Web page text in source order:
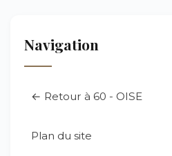
Navigation
← Retour à 60 - OISE
Plan du site